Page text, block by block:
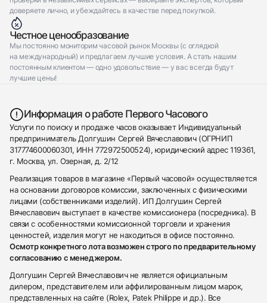
доверяете лично, и убеждайтесь в качестве перед покупкой.
Честное ценообразование
Мы постоянно мониторим часовой рынок Москвы (с оглядкой
на международный) и предлагаем лучшие условия. А стать нашим
постоянным клиентом — одно удовольствие — у вас всегда будут
лучшие цены!
Информация о работе Первого Часового
Услуги по поиску и продаже часов оказывает Индивидуальный
предприниматель Долгушин Сергей Вячеславович (ОГРНИП
317774600060301, ИНН 772972500524), юридический адрес 119361,
г. Москва, ул. Озерная, д. 2/12
Реализация товаров в магазине «Первый часовой» осуществляется
на основании договоров комиссии, заключенных с физическими
лицами (собственниками изделий). ИП Долгушин Сергей
Вячеславович выступает в качестве комиссионера (посредника). В
связи с особенностями комиссионной торговли и хранения
ценностей, изделия могут не находиться в офисе постоянно.
Осмотр конкретного лота возможен строго по предварительному
согласованию с менеджером.
Долгушин Сергей Вячеславович не является официальным
дилером, представителем или аффилированным лицом марок,
представленных на сайте (Rolex, Patek Philippe и др.). Все